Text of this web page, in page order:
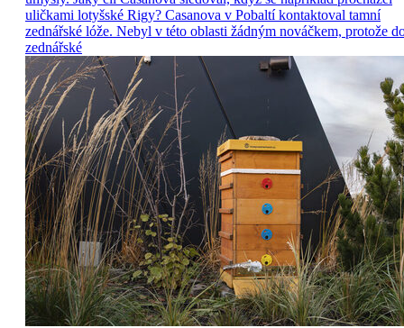
uličkami lotyšské Rigy? Casanova v Pobaltí kontaktoval tamní
zednářské lóže. Nebyl v této oblasti žádným nováčkem, protože
zednářské